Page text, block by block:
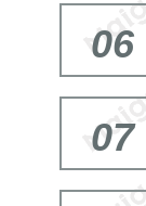
06
07